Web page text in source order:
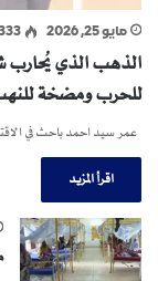
مايو 25, 2026
الذهب الذي يُحارب
للحرب ومضخة
عمر سيد احمد باحث في
اقرأ المزيد